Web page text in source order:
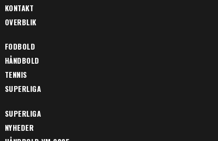
KONTAKT
OVERBLIK
FODBOLD
HÅNDBOLD
TENNIS
SUPERLIGA
SUPERLIGA
NYHEDER